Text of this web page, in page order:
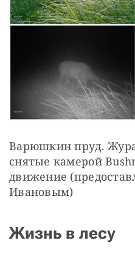
Варюшкин пруд.
снятые камерой
движение
Ивановым)
Жизнь в лесу